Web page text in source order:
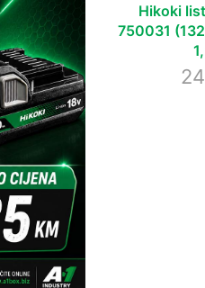
Hikoki
750031